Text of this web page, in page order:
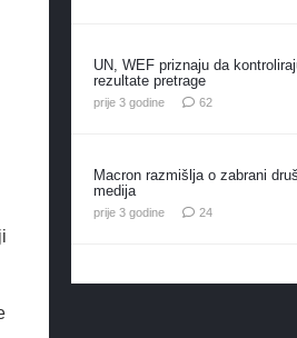
UN, WEF priznaju da
rezultate pretrage
prije 3 godine 62komentara
Macron razmišlja o zabrani
medija
prije 3 godine 24komentara